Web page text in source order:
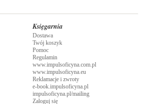
Księgarnia
Dostawa
Twój koszyk
Pomoc
Regulamin
www.impulsoficyna.com.pl
www.impulsoficyna.eu
Reklamacje i zwroty
e-book.impulsoficyna.pl
impulsoficyna.pl/mailing
Zaloguj się